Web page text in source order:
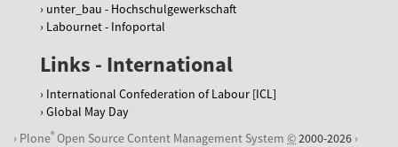
unter_bau - Hochschulgewerkschaft
Labournet - Infoportal
Links - International
International Confederation of Labour [ICL]
Global May Day
Plone® Open Source Content Management System ©2000-2026